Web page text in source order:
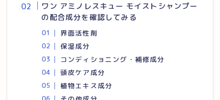
ワン アミノレスキュー モイストシャンプー
の配合成分を確認してみる
界面活性剤
保湿成分
コンディショニング・補修成分
頭皮ケア成分
植物エキス成分